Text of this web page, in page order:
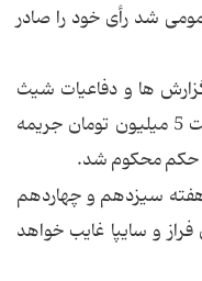
شد رأی خود را صادر
ها و دفاعیات شیث
رضایی صادر شد، این بازیکن به پرداخت 5 میلیون تومان جریمه
حکم محکوم شد.
هفته سیزدهم و چهاردهم
و سایپا غایب خواهد